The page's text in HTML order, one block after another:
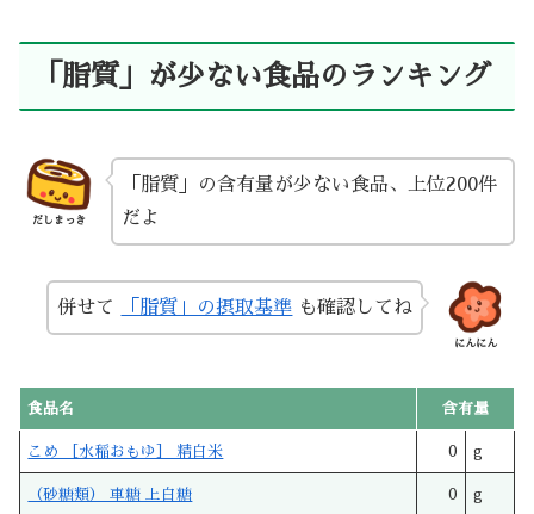
「脂質」が少ない食品のランキング
だしまっき
「脂質」の含有量が少ない食品、上位200件
だよ
にんにん
併せて 「脂質」の摂取基準 も確認してね
食品名 含有量
こめ ［水稲おもゆ］ 精白米 0 g
（砂糖類） 車糖 上白糖 0 g